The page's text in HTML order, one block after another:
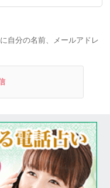
自分の名前、メールアドレ